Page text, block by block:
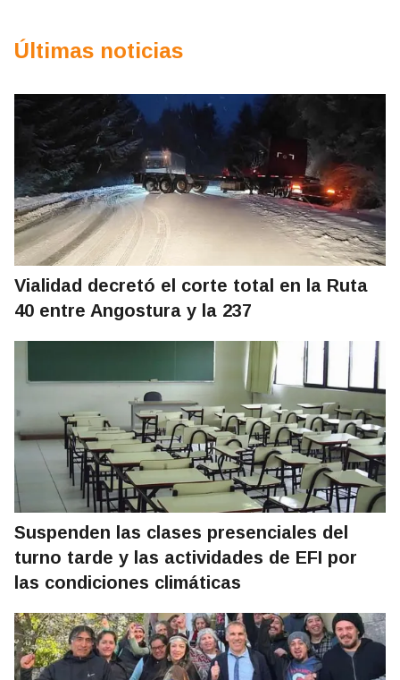
Últimas noticias
Vialidad decretó el corte total en la Ruta
40 entre Angostura y la 237
Suspenden las clases presenciales del
turno tarde y las actividades de EFI por
las condiciones climáticas